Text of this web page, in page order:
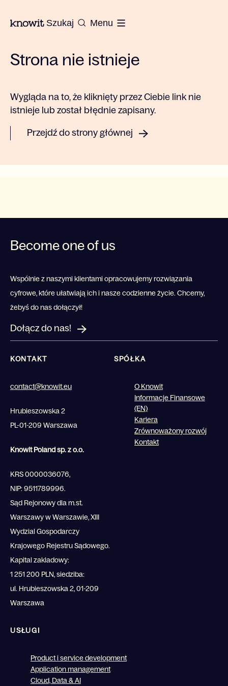
Do strony głównej Knowit
Szukaj Menu
Strona nie istnieje
Wygląda na to, że kliknięty przez Ciebie link nie
istnieje lub został błędnie zapisany.
Przejdź do strony głównej
Become one of us
Wspólnie z naszymi klientami opracowujemy rozwiązania
cyfrowe, które ułatwiają ich i nasze codzienne życie. Chcemy,
żebyś do nas dołączył!
Dołącz do nas!
KONTAKT
contact@knowit.eu
Hrubieszowska 2
PL-01-209 Warszawa
Knowit Poland sp. z o.o.
KRS 0000036076,
NIP: 9511789996.
Sąd Rejonowy dla m.st.
Warszawy w Warszawie, XIII
Wydzial Gospodarczy
Krajowego Rejestru Sądowego.
Kapital zakladowy:
1 251 200 PLN, siedziba:
ul. Hrubieszowska 2, 01-209
Warszawa
SPÓŁKA
O Knowit
Informacje Finansowe
(EN)
Kariera
Zrównoważony rozwój
Kontakt
USŁUGI
Product i service development
Application management
Cloud, Data & AI